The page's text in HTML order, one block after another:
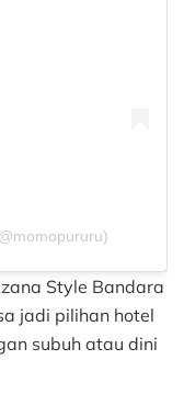
Style Bandara
jadi pilihan hotel
subuh atau dini